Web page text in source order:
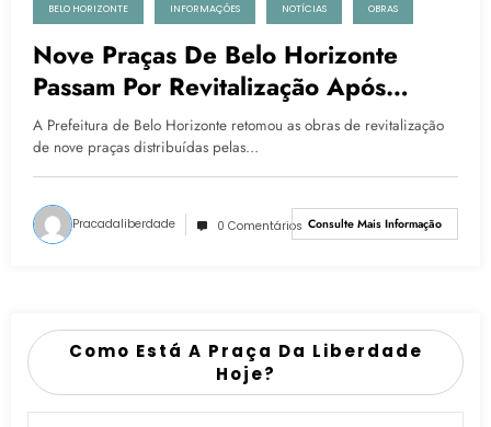
BELO HORIZONTE INFORMAÇÕES NOTÍCIAS OBRAS
Nove Praças De Belo Horizonte
Passam Por Revitalização Após
Retomada Das Obras
A Prefeitura de Belo Horizonte retomou as obras de revitalização
de nove praças distribuídas pelas…
Pracadaliberdade 0 Comentários Consulte Mais Informação
Como Está A Praça Da Liberdade
Hoje?